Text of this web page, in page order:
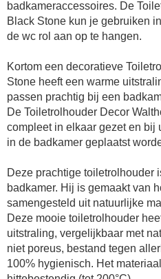
badkameraccessoires. De
Black Stone kun je gebruiken
de wc rol aan op te hangen.
Kortom een decoratieve
Stone heeft een warme
passen prachtig bij een
De Toiletrolhouder Decor
compleet in elkaar gezet en bij
in de badkamer geplaatst
Deze prachtige toiletrolhouder
badkamer. Hij is gemaakt van
samengesteld uit natuurlijke
Deze mooie toiletrolhouder
uitstraling, vergelijkbaar met
niet poreus, bestand tegen
100% hygienisch. Het